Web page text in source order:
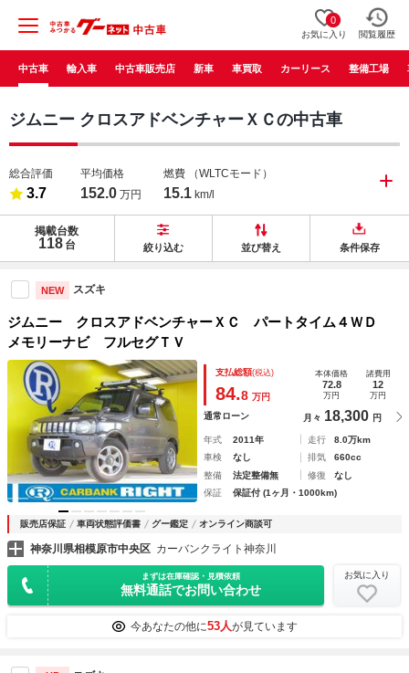
0
お気に入り 閲覧履歴
中古車 輸入車 中古車販売店 新車 車買取 カーリース 整備工場
ジムニー クロスアドベンチャーＸＣの中古車
総合評価
3.7
平均価格
152.0 万円
燃費 （WLTCモード）
15.1 km/l
掲載台数
118 台 絞り込む 並び替え 条件保存
NEW スズキ
ジムニー クロスアドベンチャーＸＣ パートタイム４ＷＤ
メモリーナビ フルセグＴＶ
支払総額(税込)
84.8 万円
本体価格
72.8
万円
諸費用
12
万円
通常ローン 月々 18,300 円
年式 2011年 走行
8.0万km
車検
なし 排気
660cc
整備
法定整備無 修復
なし
保証
保証付 (1ヶ月・1000km)
販売店保証 車両状態評価書 グー鑑定 オンライン商談可
神奈川県相模原市中央区 カーバンクライト神奈川
まずは在庫確認・見積依頼
無料通話でお問い合わせ
お気に入り
今あなたの他に53人が見ています